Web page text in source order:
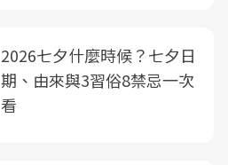
2026七夕什麼時候？七夕日
期、由來與3習俗8禁忌一次
看